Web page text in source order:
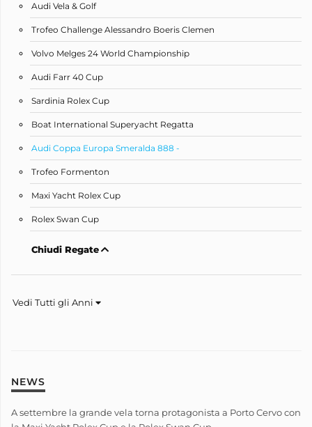
Audi Vela & Golf
Trofeo Challenge Alessandro Boeris Clemen
Volvo Melges 24 World Championship
Audi Farr 40 Cup
Sardinia Rolex Cup
Boat International Superyacht Regatta
Audi Coppa Europa Smeralda 888 -
Trofeo Formenton
Maxi Yacht Rolex Cup
Rolex Swan Cup
Chiudi Regate
Vedi Tutti gli Anni
NEWS
A settembre la grande vela torna protagonista a Porto Cervo con